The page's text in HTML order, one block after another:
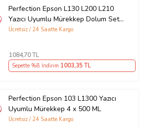
ürettiğimiz mürekkepler, uzun test
Renk skalasındaki en canlı renkler
Perfection Epson L130 L200 L210
Yazıcı Uyumlu Mürekkep Dolum Seti
4 x 500 ML
Ücretsiz / 24 Saatte Kargo
1084,70 TL
Sepette %8 İndirim 1003,35 TL
Perfection Epson 103 L1300 Yazıcı
Uyumlu Mürekkep 4 x 500 ML
Ücretsiz / 24 Saatte Kargo